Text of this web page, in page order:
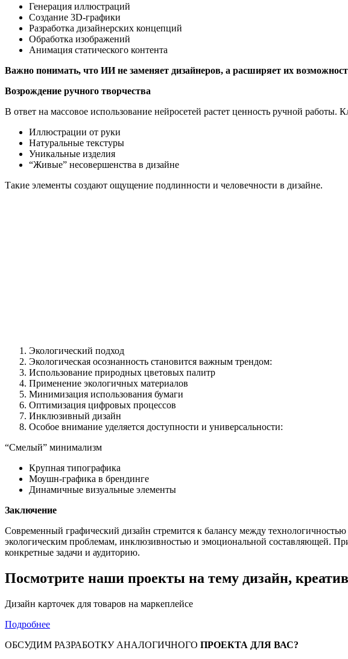
Генерация иллюстраций
Создание 3D-графики
Разработка дизайнерских концепций
Обработка изображений
Анимация статического контента
Важно понимать, что ИИ не заменяет дизайнеров, а расширяет их
Возрождение ручного творчества
В ответ на массовое использование нейросетей растет ценность ручной работы.
Иллюстрации от руки
Натуральные текстуры
Уникальные изделия
“Живые” несовершенства в дизайне
Такие элементы создают ощущение подлинности и человечности в дизайне.
Экологический подход
Экологическая осознанность становится важным трендом:
Использование природных цветовых палитр
Применение экологичных материалов
Минимизация использования бумаги
Оптимизация цифровых процессов
Инклюзивный дизайн
Особое внимание уделяется доступности и универсальности:
“Смелый” минимализм
Крупная типографика
Моушн-графика в брендинге
Динамичные визуальные элементы
Заключение
Современный графический дизайн стремится к балансу между
экологическим проблемам, инклюзивностью и эмоциональной составляющей.
конкретные задачи и аудиторию.
Посмотрите наши проекты на тему дизайн, креатив
Дизайн карточек для товаров на маркеплейсе
Подробнее
ОБСУДИМ РАЗРАБОТКУ АНАЛОГИЧНОГО ПРОЕКТА ДЛЯ ВАС?